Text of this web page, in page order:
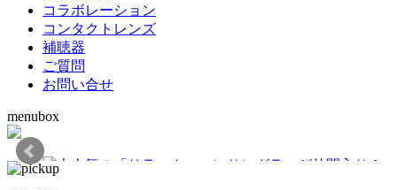
コラボレーション
コンタクトレンズ
補聴器
ご質問
お問い合せ
menubox